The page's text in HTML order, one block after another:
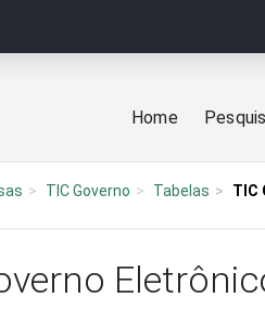
Home
TIC Governo Tabelas TIC